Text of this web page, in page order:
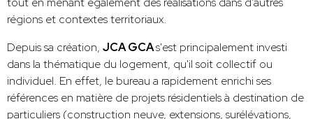
régions et contextes territoriaux.
Depuis sa création, JCA GCAs'est principalement investi
dans la thématique du logement, qu'il soit collectif ou
individuel. En effet, le bureau a rapidement enrichi ses
références en matière de projets résidentiels à destination de
particuliers (construction neuve, extensions, surélévations,